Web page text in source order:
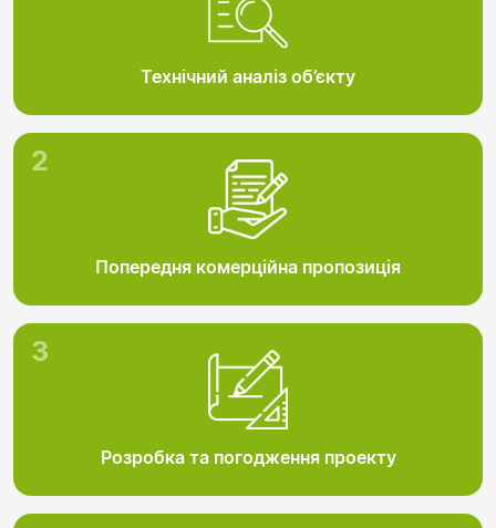
Технічний аналіз об’єкту
2
Попередня комерційна пропозиція
3
Розробка та погодження проекту